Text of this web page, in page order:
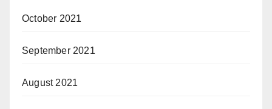
October 2021
September 2021
August 2021